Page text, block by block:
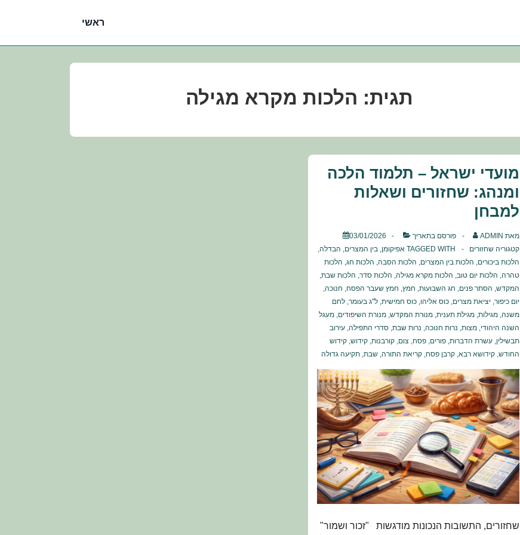
ראשי
תגית: הלכות מקרא מגילה
מועדי ישראל – תלמוד הלכה
ומנהג: שחזורים ושאלות
למבחן
מאת ADMIN פורסם בתאריך
03/01/2026
קטגוריה שחזורים TAGGED WITH אפיקומן, בין המצרים, הבדלה,
הלכות ביכורים, הלכות בין המצרים, הלכות הסבה, הלכות חג, הלכות
טהרה, הלכות יום טוב, הלכות מקרא מגילה, הלכות סדר, הלכות שבת,
המקדש, הסתר פנים, חג השבועות, חמץ, חמץ שעבר הפסח, חנוכה,
יום כיפור, יציאת מצרים, כוס אליהו, כוס חמישית, ל"ג בעומר, לחם
משנה, מגילות, מגילת תענית, מנורת המקדש, מנורת השיפודים, מעגל
השנה היהודי, מצות, נרות חנוכה, נרות שבת, סדרי התפילה, עירוב
תבשילין, עשרת הדברות, פורים, פסח, צום, קורבנות, קידוש, קידוש
החודש, קידושא רבא, קרבן פסח, קריאת התורה, שבת, תקיעה גדולה
שחזורים, התשובות הנכונות מודגשות "זכור ושמור"